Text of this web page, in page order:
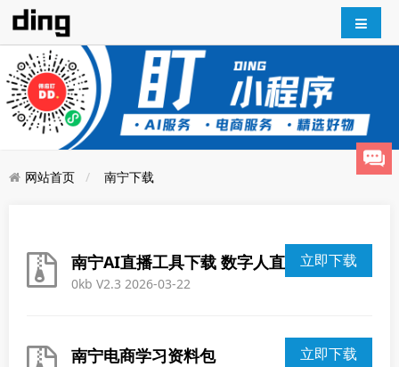
网站首页 南宁下载
南宁AI直播工具下载 数字人直播工具 AI直播助理 AI实时语音互动
0kb V2.3 2026-03-22
立即下载
南宁电商学习资料包 立即下载